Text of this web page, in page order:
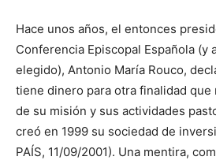
Hace unos años, el entonces
Conferencia Episcopal Española (y
elegido), Antonio María Rouco,
tiene dinero para otra finalidad que
de su misión y sus actividades
creó en 1999 su sociedad de
PAÍS, 11/09/2001). Una mentira,